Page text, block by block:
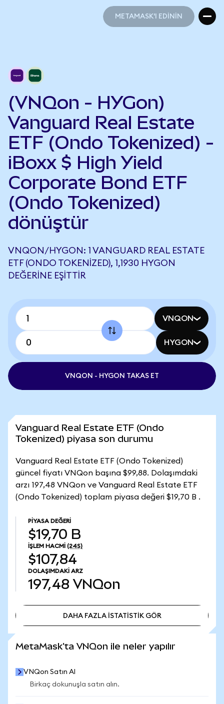
METAMASK'I EDİNİN
(VNQon - HYGon)
Vanguard Real Estate
ETF (Ondo Tokenized) -
iBoxx $ High Yield
Corporate Bond ETF
(Ondo Tokenized)
dönüştür
VNQON/HYGON: 1 VANGUARD REAL ESTATE
ETF (ONDO TOKENIZED), 1,1930 HYGON
DEĞERINE EŞITTIR
VNQON
HYGON
VNQON - HYGON TAKAS ET
Vanguard Real Estate ETF (Ondo
Tokenized) piyasa son durumu
Vanguard Real Estate ETF (Ondo Tokenized)
güncel fiyatı VNQon başına $99,88. Dolaşımdaki
arzı 197,48 VNQon ve Vanguard Real Estate ETF
(Ondo Tokenized) toplam piyasa değeri $19,70 B .
PIYASA DEĞERI
$19,70 B
İŞLEM HACMI (24S)
$107,84
DOLAŞIMDAKI ARZ
197,48 VNQon
DAHA FAZLA İSTATİSTİK GÖR
MetaMask'ta VNQon ile neler yapılır
VNQon Satın Al
Birkaç dokunuşla satın alın.